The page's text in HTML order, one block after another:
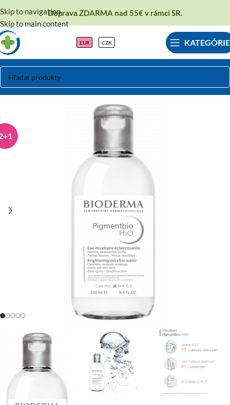
Skip to navigation
Skip to main content
Doprava ZDARMA nad 55€ v rámci SR.
EUR CZK KATEGÓRIE